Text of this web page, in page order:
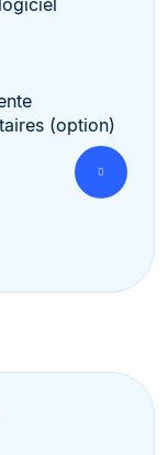
(option)